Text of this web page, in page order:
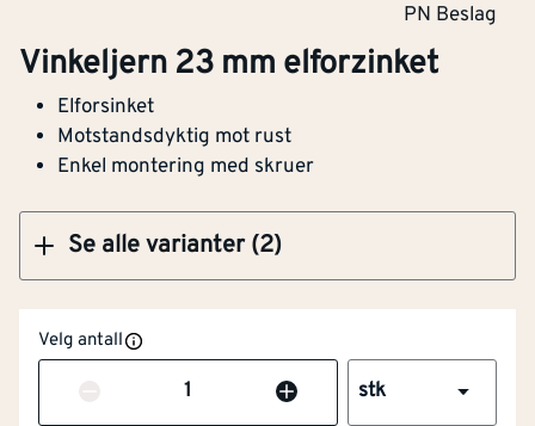
PN Beslag
Vinkeljern 23 mm elforzinket
Elforsinket
Motstandsdyktig mot rust
Enkel montering med skruer
Se alle varianter (2)
Klikk og hent
Velg antall
Antall stk